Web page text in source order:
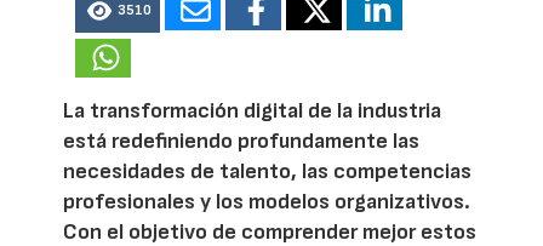
3510
La transformación digital de la industria
está redefiniendo profundamente las
necesidades de talento, las competencias
profesionales y los modelos organizativos.
Con el objetivo de comprender mejor estos